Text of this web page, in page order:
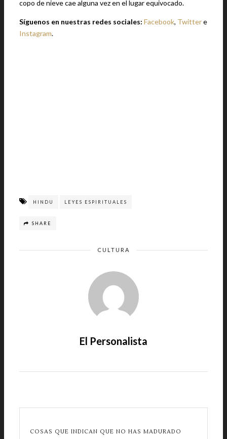
copo de nieve cae alguna vez en el lugar equivocado.
Síguenos en nuestras redes sociales: Facebook, Twittere
Instagram.
HINDU LEYES ESPIRITUALES
SHARE
CULTURA
El Personalista
COSAS QUE INDICAN QUE NO HAS MADURADO